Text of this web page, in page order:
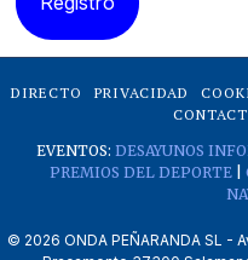
DIRECTO PRIVACIDAD
EVENTOS: DESAYUNOS
PREMIOS DEL DEPORTE|
© 2026 ONDA PEÑARANDA SL -